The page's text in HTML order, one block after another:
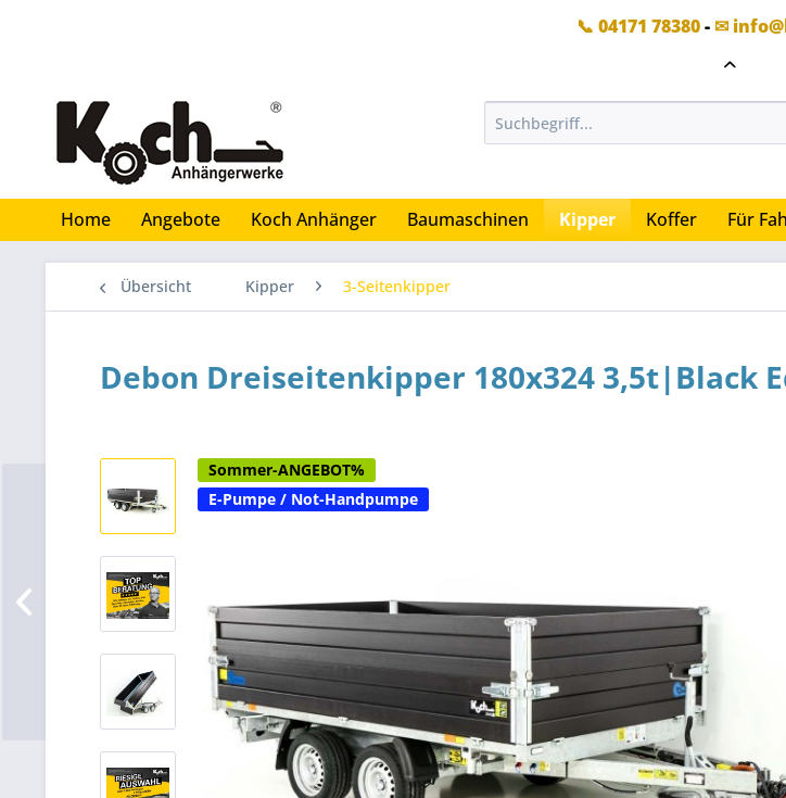
📞 04171 78380- ✉
Home Angebote Koch Anhänger Baumaschinen Kipper Koffer Für
Übersicht Kipper 3-Seitenkipper
Debon Dreiseitenkipper 180x324 3,5t|Black
Sommer-ANGEBOT%
E-Pumpe / Not-Handpumpe